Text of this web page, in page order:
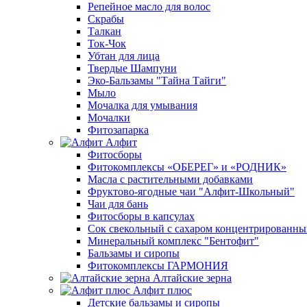
Репейное масло для волос
Скрабы
Талкан
Ток-Чок
Убтан для лица
Твердые Шампуни
Эко-Бальзамы "Тайна Тайги"
Мыло
Мочалка для умывания
Мочалки
Фитозапарка
Алфит
Фитосборы
Фитокомплексы «ОБЕРЕГ» и «РОДНИК»
Масла с растительными добавками
Фруктово-ягодные чаи "Алфит-Школьный"
Чаи для бань
Фитосборы в капсулах
Сок свекольный с сахаром
Минеральный комплекс "Бентофит"
Бальзамы и сиропы
Фитокомплексы ГАРМОНИЯ
Алтайские зерна
Алфит плюс
Детские бальзамы и сиропы